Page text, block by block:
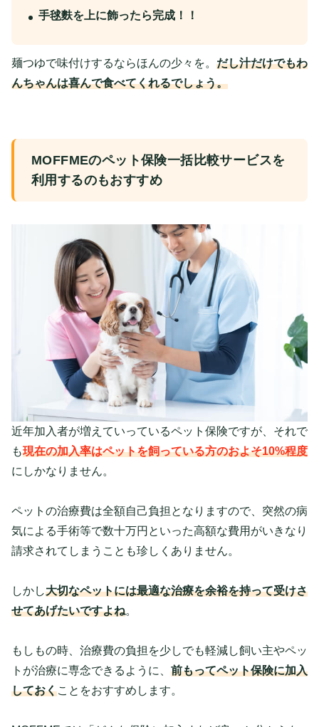
手毬麩を上に飾ったら完成！！
麺つゆで味付けするならほんの少々を。 だし汁だけでもわ
んちゃんは喜んで食べてくれるでしょう。
MOFFMEのペット保険一括比較サービスを
利用するのもおすすめ
近年加入者が増えていっているペット保険ですが、それで
も現在の加入率はペットを飼っている方のおよそ10%程度
にしかなりません。
ペットの治療費は全額自己負担となりますので、突然の病
気による手術等で数十万円といった高額な費用がいきなり
請求されてしまうことも珍しくありません。
しかし大切なペットには最適な治療を余裕を持って受けさ
せてあげたいですよね。
もしもの時、治療費の負担を少しでも軽減し飼い主やペッ
トが治療に専念できるように、 前もってペット保険に加入
しておくことをおすすめします。